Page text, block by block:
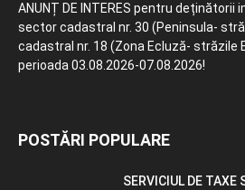
ANUNȚ DE INTERES pentru deținătorii
sector cadastral nr. 30 (Peninsula-
cadastral nr. 18 (Zona Ecluză- străzile
perioada 03.08.2026-07.08.2026!
POSTĂRI POPULARE
SERVICIUL DE TAXE